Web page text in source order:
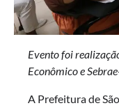
Evento foi
Econômico e
A Prefeitura de